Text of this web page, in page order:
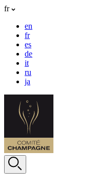
fr
en
fr
es
de
it
ru
ja